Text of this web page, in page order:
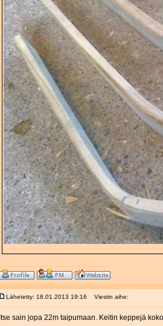
Lähetetty: 18.01.2013 19:16 Viestin aihe:
Itse sain jopa 22m taipumaan. Keitin keppejä